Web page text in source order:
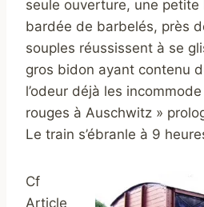
seule ouverture, une petite
bardée de barbelés, près
souples réussissent à se
gros bidon ayant contenu
l’odeur déjà les
rouges à Auschwitz »
Le train s’ébranle à 9
Cf
Article